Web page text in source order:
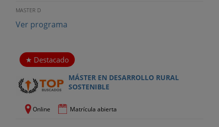
a. AE1. Generalidades. Introducción, objetivos e
informe
datos, equipos de medida
c. AE3. Diagnosis auditoría energética. Edificio
terciario. Análisis de mejora
MASTER D
Ver programa
Destacado
MÁSTER EN DESARROLLO RURAL
SOSTENIBLE
Online Matrícula abierta